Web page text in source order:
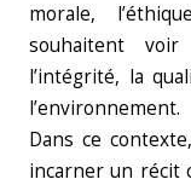
morale,
souhaitent
l’intégrité, la
l’environnement.
Dans ce
incarner un récit